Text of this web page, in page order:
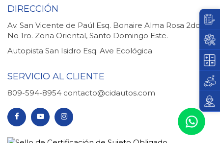
DIRECCIÓN
Av. San Vicente de Paúl Esq. Bonaire Alma Rosa 2do.
No 1ro. Zona Oriental, Santo Domingo Este.
Autopista San Isidro Esq. Ave Ecológica
SERVICIO AL CLIENTE
809-594-8954 contacto@cidautos.com